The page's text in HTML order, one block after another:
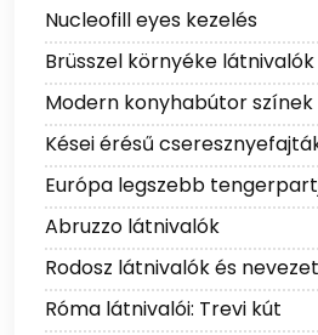
Nucleofill eyes kezelés
Brüsszel környéke látnivalók
Modern konyhabútor színek
Kései érésű
Európa legszebb
Abruzzo látnivalók
Rodosz látnivalók és
Róma látnivalói: Trevi kút